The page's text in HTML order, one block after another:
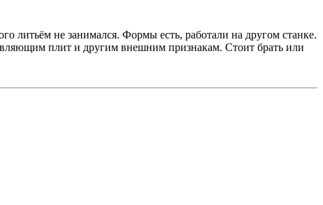
литьём не занимался. Формы есть, работали на другом станке.
плит и другим внешним признакам. Стоит брать или